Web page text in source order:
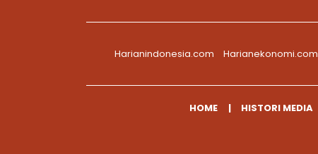
Harianindonesia.com
Harianekonomi.com
HOME HISTORI MEDIA